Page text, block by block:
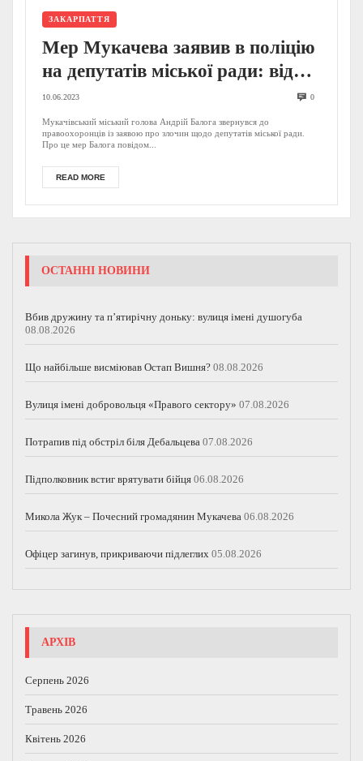
ЗАКАРПАТТЯ
Мер Мукачева заявив в поліцію
на депутатів міської ради: відомі
причини
10.06.2023 0
Мукачівський міський голова Андрій Балога звернувся до
правоохоронців із заявою про злочин щодо депутатів міської ради.
Про це мер Балога повідом...
READ MORE
ОСТАННІ НОВИНИ
Вбив дружину та п’ятирічну доньку: вулиця імені душогуба
08.08.2026
Що найбільше висміював Остап Вишня? 08.08.2026
Вулиця імені добровольця «Правого сектору» 07.08.2026
Потрапив під обстріл біля Дебальцева 07.08.2026
Підполковник встиг врятувати бійця 06.08.2026
Микола Жук – Почесний громадянин Мукачева 06.08.2026
Офіцер загинув, прикриваючи підлеглих 05.08.2026
АРХІВ
Серпень 2026
Травень 2026
Квітень 2026